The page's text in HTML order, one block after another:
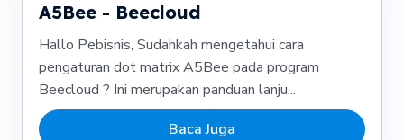
A5Bee - Beecloud
Hallo Pebisnis, Sudahkah mengetahui cara
pengaturan dot matrix A5Bee pada program
Beecloud ? Ini merupakan panduan lanju...
Baca Juga